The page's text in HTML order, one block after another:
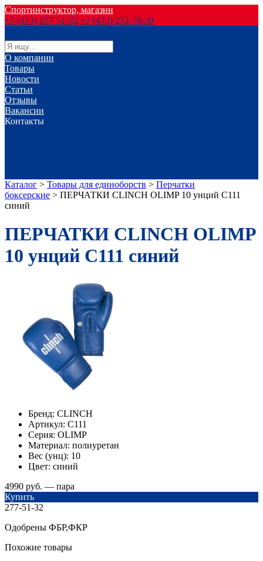
Спортинструктор, магазин
+7 (473) 277-51-32 +7 (473) 272-78-39
О компании
Товары
Новости
Статьи
Отзывы
Вакансии
Контакты
Каталог > Товары для единоборств > Перчатки
боксерские > ПЕРЧАТКИ CLINCH OLIMP 10 унций С111
синий
ПЕРЧАТКИ CLINCH OLIMP
10 унций С111 синий
Бренд: CLINCH
Артикул: С111
Серия: OLIMP
Материал: полиуретан
Вес (унц): 10
Цвет: синий
4990 руб. — пара
Купить
277-51-32
Одобрены ФБР,ФКР
Похожие товары